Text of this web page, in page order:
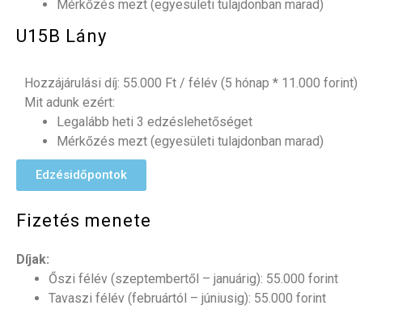
Mérkőzés mezt (egyesületi tulajdonban marad)
U15B Lány
Hozzájárulási díj: 55.000 Ft / félév (5 hónap * 11.000 forint)
Mit adunk ezért:
Legalább heti 3 edzéslehetőséget
Mérkőzés mezt (egyesületi tulajdonban marad)
Edzésidőpontok
Fizetés menete
Díjak:
Őszi félév (szeptembertől – januárig): 55.000 forint
Tavaszi félév (februártól – júniusig): 55.000 forint